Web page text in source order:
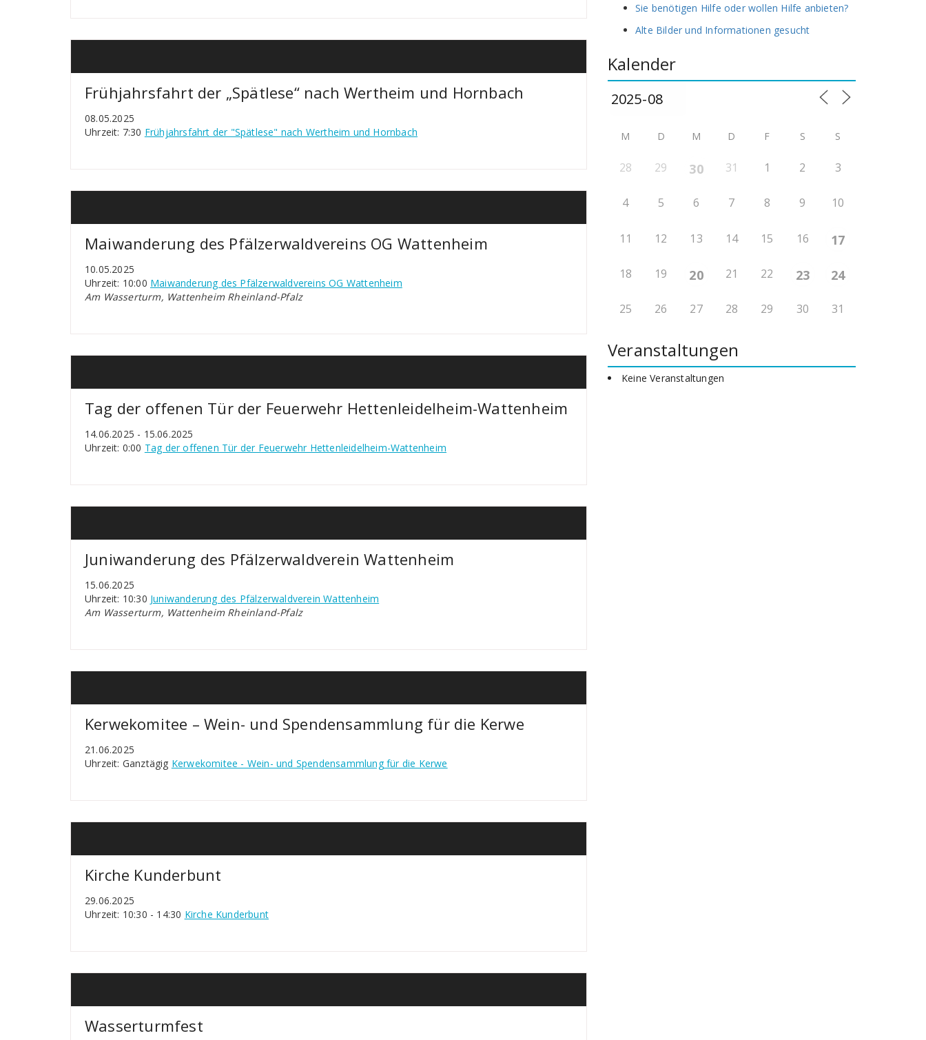
Frühjahrsfahrt der „Spätlese“ nach Wertheim und Hornbach
08.05.2025
Uhrzeit: 7:30 Frühjahrsfahrt der "Spätlese" nach Wertheim und Hornbach
Maiwanderung des Pfälzerwaldvereins OG Wattenheim
10.05.2025
Uhrzeit: 10:00 Maiwanderung des Pfälzerwaldvereins OG Wattenheim
Am Wasserturm, Wattenheim Rheinland-Pfalz
Tag der offenen Tür der Feuerwehr Hettenleidelheim-Wattenheim
14.06.2025 - 15.06.2025
Uhrzeit: 0:00 Tag der offenen Tür der Feuerwehr Hettenleidelheim-Wattenheim
Juniwanderung des Pfälzerwaldverein Wattenheim
15.06.2025
Uhrzeit: 10:30 Juniwanderung des Pfälzerwaldverein Wattenheim
Am Wasserturm, Wattenheim Rheinland-Pfalz
Kerwekomitee – Wein- und Spendensammlung für die Kerwe
21.06.2025
Uhrzeit: Ganztägig Kerwekomitee - Wein- und Spendensammlung für die Kerwe
Kirche Kunderbunt
29.06.2025
Uhrzeit: 10:30 - 14:30 Kirche Kunderbunt
Wasserturmfest
Sie benötigen Hilfe oder wollen Hilfe anbieten?
Alte Bilder und Informationen gesucht
Kalender
M D M D F S S
28 29 30 31 1 2 3
4 5 6 7 8 9 10
11 12 13 14 15 16 17
18 19 20 21 22 23 24
25 26 27 28 29 30 31
Veranstaltungen
Keine Veranstaltungen